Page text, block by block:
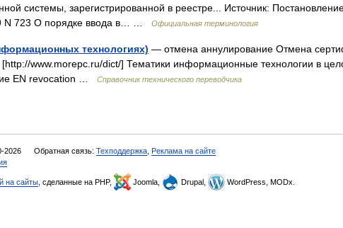
системы, зарегистрированной в реестре... Источник:
N 723 О порядке ввода в… …
Официальная терминология
технологиях) — отмена аннулирование Отмена
[http://www.morepc.ru/dict/] Тематики информационные технологии в
EN revocation …
Справочник технического переводчика
2026 Обратная связь: Техподдержка Реклама на сайте
на сайты , сделанные на PHP, Joomla, Drupal, WordPress, MODx.